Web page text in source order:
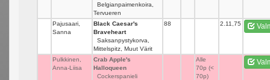
Belgianpaimenkoira,
Tervueren
Pajusaari,
Sanna
Black Caesar's
Braveheart
Saksanpystykorva,
Mittelspitz, Muut Värit
88 2.11,75
Pulkkinen,
Anna-Liisa
Crab Apple's
Halloqueen
Cockerspanieli
Alle
70p (<
70p)